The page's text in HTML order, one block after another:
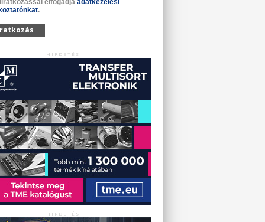
elfogadja adatkezelési
.
HIRDETÉS
HIRDETÉS